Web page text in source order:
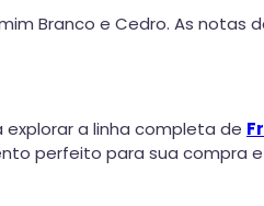
Branco e Cedro. As notas
a linha completa de
perfeito para sua compra